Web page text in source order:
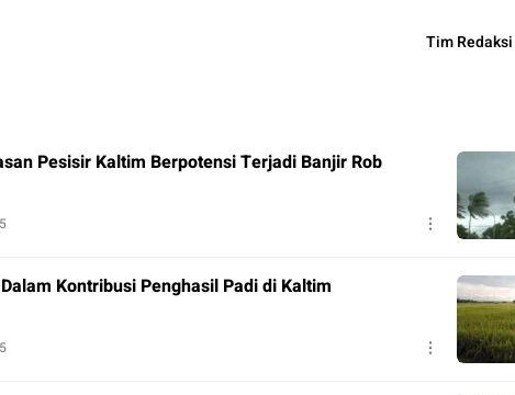
Tim Redaksi
Pesisir Kaltim Berpotensi Terjadi Banjir Rob
Kontribusi Penghasil Padi di Kaltim